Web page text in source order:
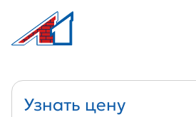
Студия, 24 м², ЖК
Информация о квартире
Узнать цену